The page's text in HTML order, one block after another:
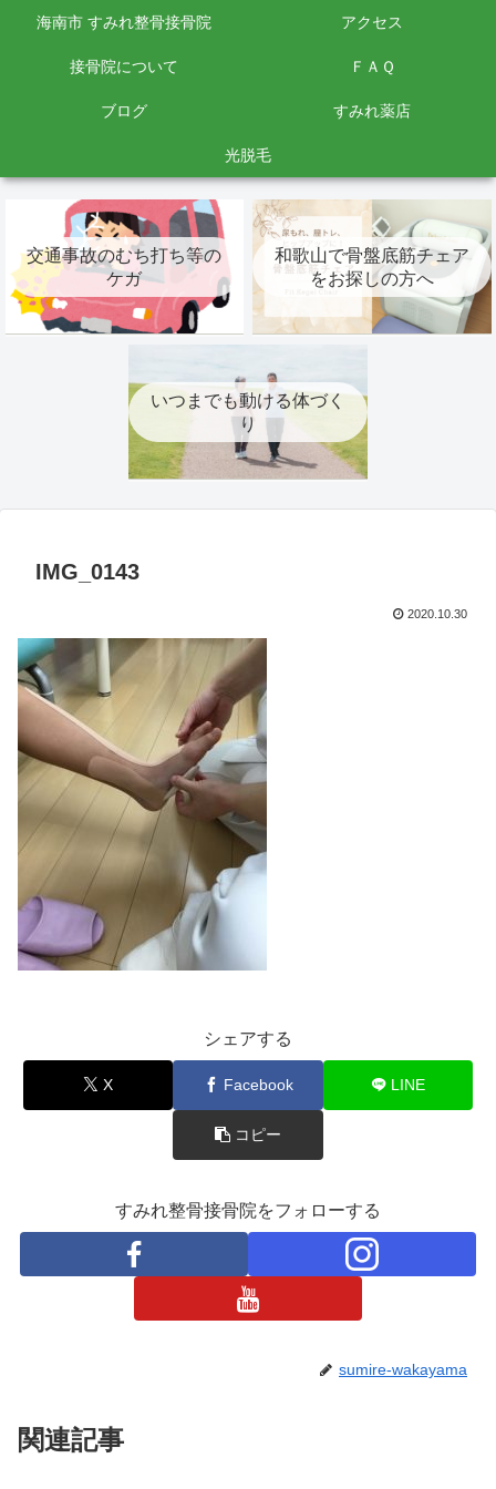
海南市 すみれ整骨接骨院 アクセス
接骨院について ＦＡＱ
ブログ すみれ薬店
光脱毛
交通事故のむち打ち等の
ケガ
和歌山で骨盤底筋チェア
をお探しの方へ
いつまでも動ける体づく
り
IMG_0143
2020.10.30
シェアする
X Facebook LINE
コピー
すみれ整骨接骨院をフォローする
sumire-wakayama
関連記事